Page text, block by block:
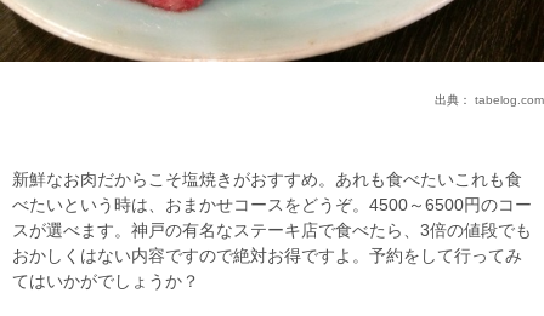
出典： tabelog.com
新鮮なお肉だからこそ塩焼きがおすすめ。あれも食べたいこれも食
べたいという時は、おまかせコースをどうぞ。4500～6500円のコー
スが選べます。神戸の有名なステーキ店で食べたら、3倍の値段でも
おかしくはない内容ですので絶対お得ですよ。予約をして行ってみ
てはいかがでしょうか？